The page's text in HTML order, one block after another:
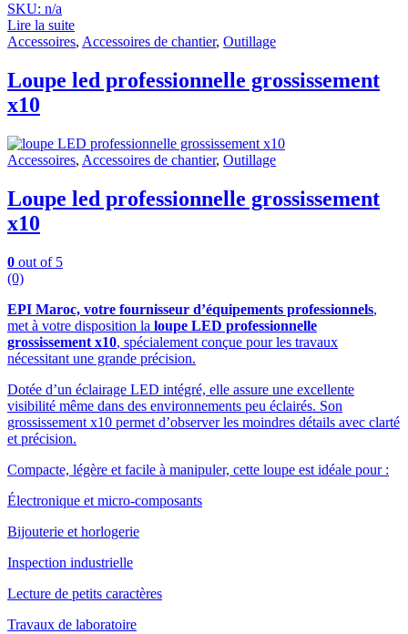
SKU: n/a
Lire la suite
Accessoires, Accessoires de chantier, Outillage
Loupe led professionnelle grossissement
x10
Accessoires, Accessoires de chantier, Outillage
Loupe led professionnelle grossissement
x10
0 out of 5
(0)
EPI Maroc, votre fournisseur d’équipements professionnels,
met à votre disposition la loupe LED professionnelle
grossissement x10, spécialement conçue pour les travaux
nécessitant une grande précision.
Dotée d’un éclairage LED intégré, elle assure une excellente
visibilité même dans des environnements peu éclairés. Son
grossissement x10 permet d’observer les moindres détails avec clarté
et précision.
Compacte, légère et facile à manipuler, cette loupe est idéale pour :
Électronique et micro-composants
Bijouterie et horlogerie
Inspection industrielle
Lecture de petits caractères
Travaux de laboratoire